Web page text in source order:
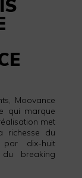
Moovance
qui marque
met
richesse du
par dix-huit
breaking